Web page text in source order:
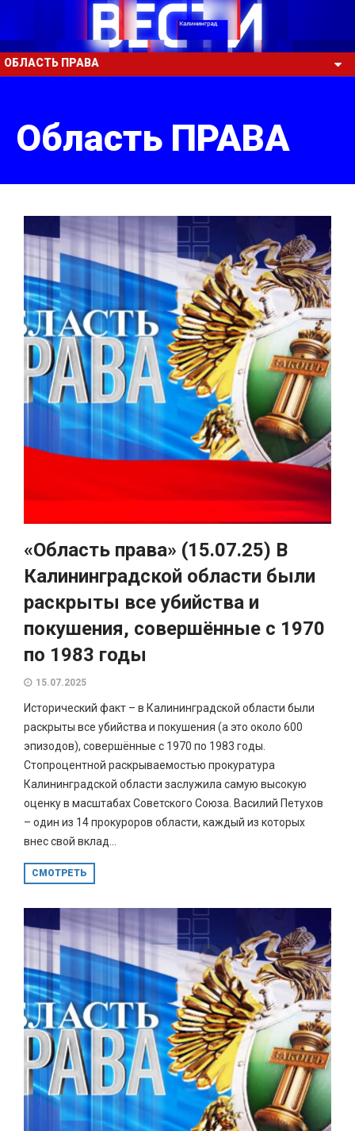
ОБЛАСТЬ ПРАВА
Область ПРАВА
«Область права» (15.07.25) В
Калининградской области были
раскрыты все убийства и
покушения, совершённые с 1970
по 1983 годы
15.07.2025
Исторический факт – в Калининградской области были
раскрыты все убийства и покушения (а это около 600
эпизодов), совершённые с 1970 по 1983 годы.
Стопроцентной раскрываемостью прокуратура
Калининградской области заслужила самую высокую
оценку в масштабах Советского Союза. Василий Петухов
– один из 14 прокуроров области, каждый из которых
внес свой вклад...
СМОТРЕТЬ